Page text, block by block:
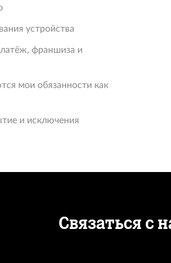
устройства
франшиза и
мои обязанности как
и исключения
Связаться с